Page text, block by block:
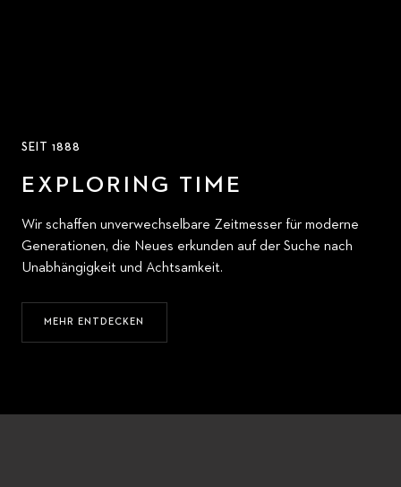
SEIT 1888
EXPLORING TIME
Wir schaffen unverwechselbare Zeitmesser für moderne
Generationen, die Neues erkunden auf der Suche nach
Unabhängigkeit und Achtsamkeit.
MEHR ENTDECKEN